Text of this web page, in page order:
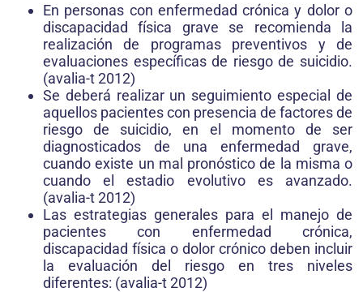
En personas con enfermedad crónica y dolor o
discapacidad física grave se recomienda la
realización de programas preventivos y de
evaluaciones específicas de riesgo de suicidio.
(avalia-t 2012)
Se deberá realizar un seguimiento especial de
aquellos pacientes con presencia de factores de
riesgo de suicidio, en el momento de ser
diagnosticados de una enfermedad grave,
cuando existe un mal pronóstico de la misma o
cuando el estadio evolutivo es avanzado.
(avalia-t 2012)
Las estrategias generales para el manejo de
pacientes con enfermedad crónica,
discapacidad física o dolor crónico deben incluir
la evaluación del riesgo en tres niveles
diferentes: (avalia-t 2012)